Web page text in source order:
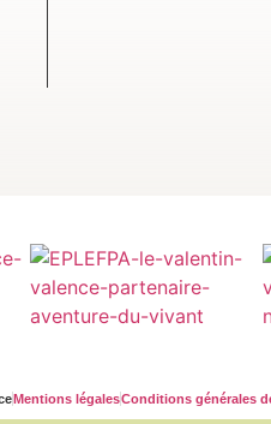
Mentions légalesConditions générales